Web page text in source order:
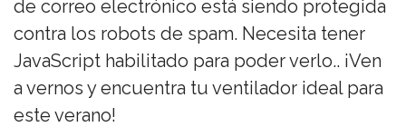
de correo electrónico está siendo protegida
contra los robots de spam. Necesita tener
JavaScript habilitado para poder verlo.. ¡Ven
a vernos y encuentra tu ventilador ideal para
este verano!